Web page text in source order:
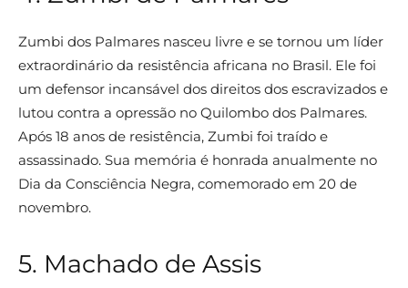
Zumbi dos Palmares nasceu livre e se tornou um líder
extraordinário da resistência africana no Brasil. Ele foi
um defensor incansável dos direitos dos escravizados e
lutou contra a opressão no Quilombo dos Palmares.
Após 18 anos de resistência, Zumbi foi traído e
assassinado. Sua memória é honrada anualmente no
Dia da Consciência Negra, comemorado em 20 de
novembro.
5. Machado de Assis